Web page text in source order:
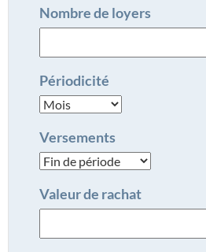
Nombre de loyers
Périodicité
Versements
Valeur de rachat